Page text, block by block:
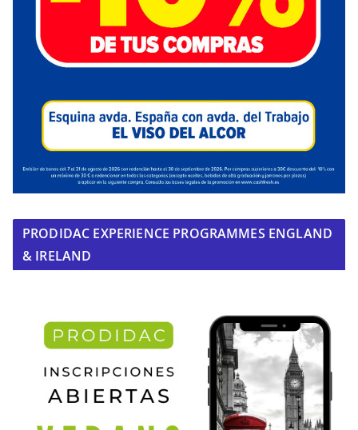
PRODIDAC EXPERIENCE PROGRAMMES ENGLAND
& IRELAND